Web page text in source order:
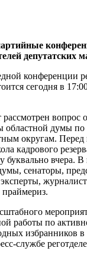
депутатских
конференции
сегодня в
рассмотрен вопрос
областной думы
округам. Перед
кадрового
буквально вчера.
сенаторы,
работы по
избранников
службе